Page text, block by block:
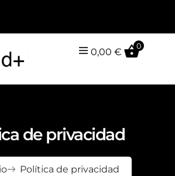
0,00€
0
de privacidad
Política de privacidad